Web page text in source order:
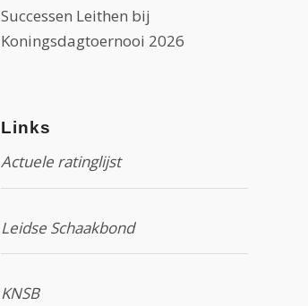
Successen Leithen bij
Koningsdagtoernooi 2026
Links
Actuele ratinglijst
Leidse Schaakbond
KNSB